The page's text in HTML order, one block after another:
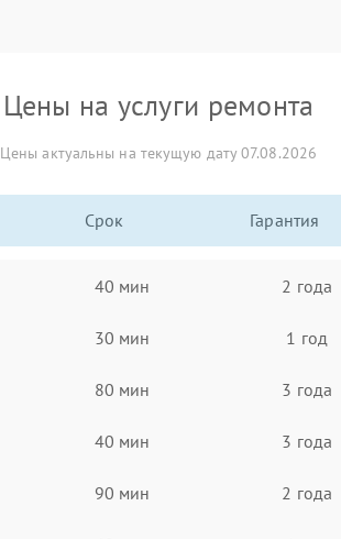
Цены на услуги ремонта
Цены актуальны на текущую дату 07.08.2026
Срок Гарантия
40 мин 2 года
30 мин 1 год
80 мин 3 года
40 мин 3 года
90 мин 2 года